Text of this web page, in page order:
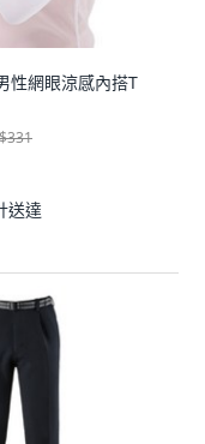
性網眼涼感內搭T
$331
送達